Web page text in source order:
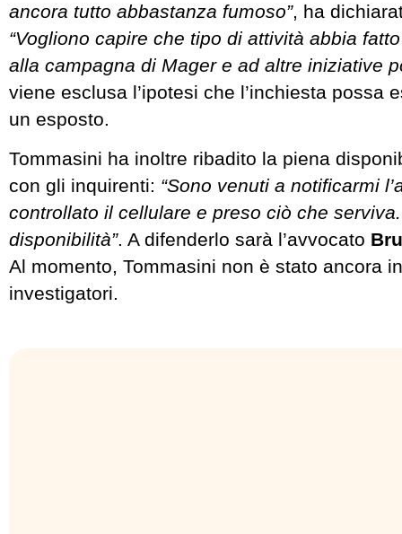
ancora tutto abbastanza fumoso”, ha
“Vogliono capire che tipo di attività abbia
alla campagna di Mager e ad altre iniziative
viene esclusa l’ipotesi che l’inchiesta possa
un esposto.
Tommasini ha inoltre ribadito la piena
con gli inquirenti: “Sono venuti a notificarmi
controllato il cellulare e preso ciò che
disponibilità”. A difenderlo sarà l’avvocato
Al momento, Tommasini non è stato ancora
investigatori.